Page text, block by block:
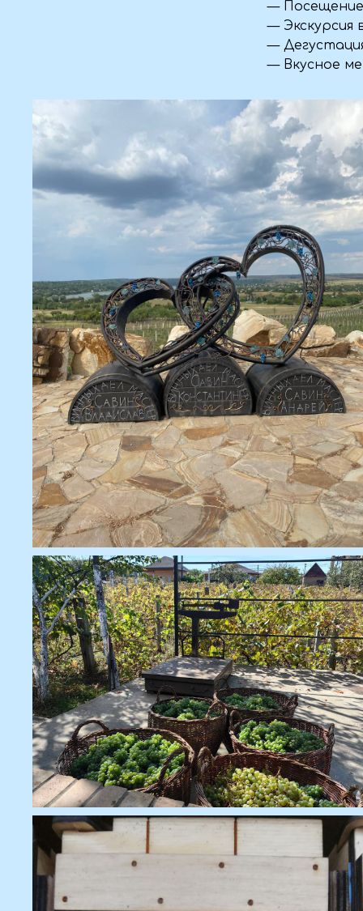
2. Шорты или
3. Обувь: Удобные
территории
4. Головной убор:
5. Солнцезащитные
Что Вам